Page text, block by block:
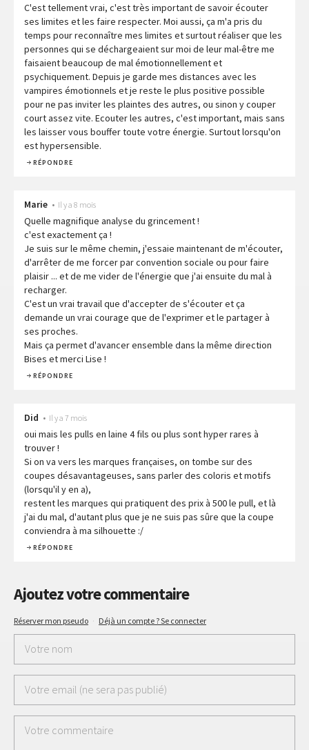
C'est tellement vrai, c'est très important de savoir écouter
ses limites et les faire respecter. Moi aussi, ça m'a pris du
temps pour reconnaître mes limites et surtout réaliser que les
personnes qui se déchargeaient sur moi de leur mal-être me
faisaient beaucoup de mal émotionnellement et
psychiquement. Depuis je garde mes distances avec les
vampires émotionnels et je reste le plus positive possible
pour ne pas inviter les plaintes des autres, ou sinon y couper
court assez vite. Ecouter les autres, c'est important, mais sans
les laisser vous bouffer toute votre énergie. Surtout lorsqu'on
est hypersensible.
RÉPONDRE
Marie • Il y a 8 mois
Quelle magnifique analyse du grincement !
c'est exactement ça !
Je suis sur le même chemin, j'essaie maintenant de m'écouter,
d'arrêter de me forcer par convention sociale ou pour faire
plaisir ... et de me vider de l'énergie que j'ai ensuite du mal à
recharger.
C'est un vrai travail que d'accepter de s'écouter et ça
demande un vrai courage que de l'exprimer et le partager à
ses proches.
Mais ça permet d'avancer ensemble dans la même direction
Bises et merci Lise !
RÉPONDRE
Did • Il y a 7 mois
oui mais les pulls en laine 4 fils ou plus sont hyper rares à
trouver !
Si on va vers les marques françaises, on tombe sur des
coupes désavantageuses, sans parler des coloris et motifs
(lorsqu'il y en a),
restent les marques qui pratiquent des prix à 500 le pull, et là
j'ai du mal, d'autant plus que je ne suis pas sûre que la coupe
conviendra à ma silhouette :/
RÉPONDRE
Ajoutez votre commentaire
Réserver mon pseudo · Déjà un compte ? Se connecter